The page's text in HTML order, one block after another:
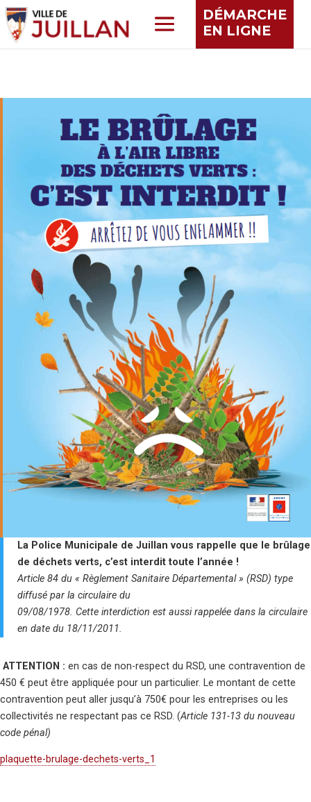
DÉMARCHE
EN LIGNE
La Police Municipale de Juillan vous rappelle que le brûlage
de déchets verts, c’est interdit toute l’année !
Article 84 du « Règlement Sanitaire Départemental » (RSD) type
diffusé par la circulaire du
09/08/1978. Cette interdiction est aussi rappelée dans la circulaire
en date du 18/11/2011.
ATTENTION : en cas de non-respect du RSD, une contravention de
450 € peut être appliquée pour un particulier. Le montant de cette
contravention peut aller jusqu’à 750€ pour les entreprises ou les
collectivités ne respectant pas ce RSD. (Article 131-13 du nouveau
code pénal)
plaquette-brulage-dechets-verts_1